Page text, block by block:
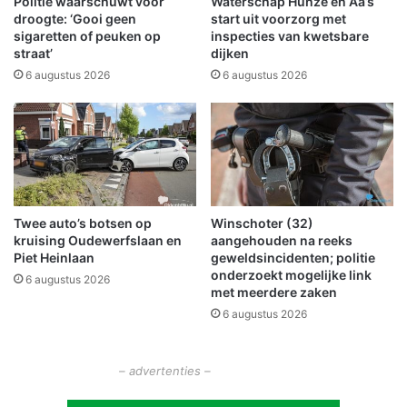
e
i
d
o
h
e
t
M
a
r
k
t
p
l
a
s
t
i
'
p
o
l
i
t
e
z
o
droogte: ‘Gooi geen
sigaretten of peuken op
straat’
6 augustus 2026
start uit voorzorg met
inspecties van kwetsbare
dijken
6 augustus 2026
Twee auto’s botsen op
kruising Oudewerfslaan en
Piet Heinlaan
6 augustus 2026
Winschoter (32)
aangehouden na reeks
geweldsincidenten; politie
onderzoekt mogelijke link
met meerdere zaken
6 augustus 2026
– advertenties –